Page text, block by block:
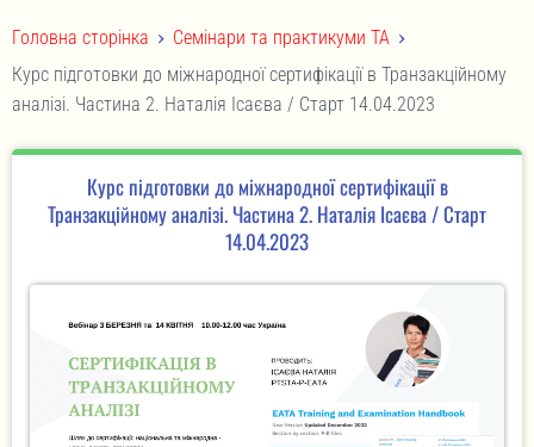
Головна сторінка > Семінари та практикуми ТА >
Курс підготовки до міжнародної сертифікації в Транзакційному
аналізі. Частина 2. Наталія Ісаєва / Старт 14.04.2023
Курс підготовки до міжнародної сертифікації в
Транзакційному аналізі. Частина 2. Наталія Ісаєва / Старт
14.04.2023